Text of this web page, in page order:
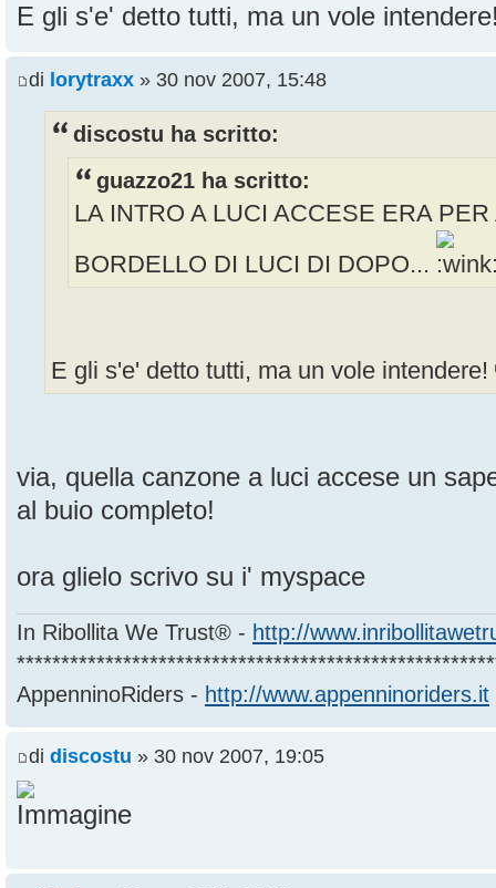
E gli s'e' detto tutti, ma un vole
di lorytraxx » 30 nov 2007, 15:48
discostu ha scritto:
guazzo21 ha scritto:
LA INTRO A LUCI ACCESE ERA
BORDELLO DI LUCI DI DOPO...
E gli s'e' detto tutti, ma un vole intendere!
via, quella canzone a luci accese un
al buio completo!
ora glielo scrivo su i' myspace
In Ribollita We Trust® - http://
AppenninoRiders - http://www.appenninoriders.it
di discostu » 30 nov 2007, 19:05